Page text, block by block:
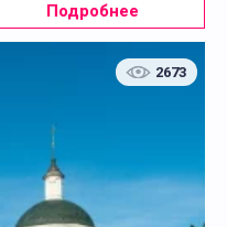
Подробнее
2673